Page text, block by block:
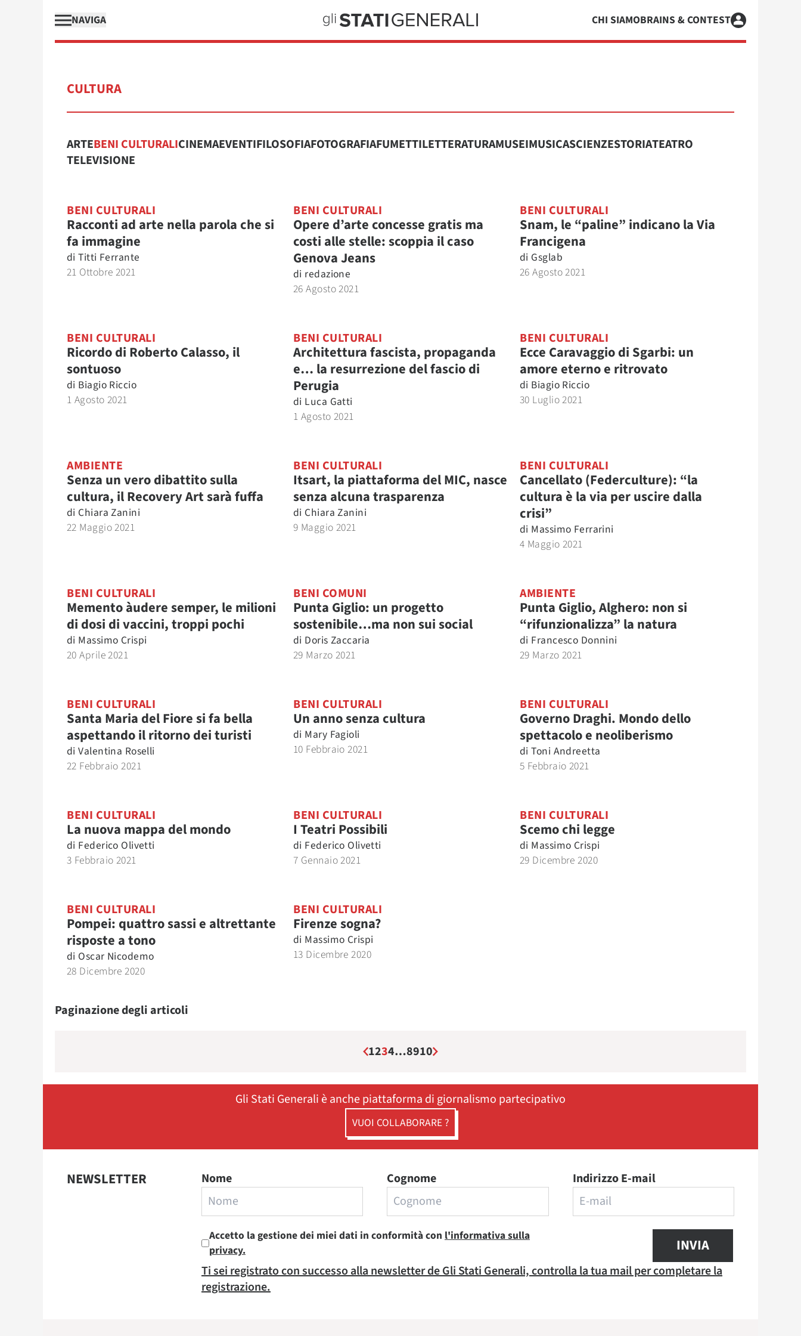
NAVIGA CHI SIAMOBRAINS & CONTEST
CULTURA
ARTEBENI CULTURALICINEMAEVENTIFILOSOFIAFOTOGRAFIAFUMETTILETTERATURAMUSEIMUSICASCIENZESTORIATEATRO
TELEVISIONE
BENI CULTURALI
Racconti ad arte nella parola che si
fa immagine
di Titti Ferrante
21 Ottobre 2021
BENI CULTURALI
Opere d’arte concesse gratis ma
costi alle stelle: scoppia il caso
Genova Jeans
di redazione
26 Agosto 2021
BENI CULTURALI
Snam, le “paline” indicano la Via
Francigena
di Gsglab
26 Agosto 2021
BENI CULTURALI
Ricordo di Roberto Calasso, il
sontuoso
di Biagio Riccio
1 Agosto 2021
BENI CULTURALI
Architettura fascista, propaganda
e… la resurrezione del fascio di
Perugia
di Luca Gatti
1 Agosto 2021
BENI CULTURALI
Ecce Caravaggio di Sgarbi: un
amore eterno e ritrovato
di Biagio Riccio
30 Luglio 2021
AMBIENTE
Senza un vero dibattito sulla
cultura, il Recovery Art sarà fuffa
di Chiara Zanini
22 Maggio 2021
BENI CULTURALI
Itsart, la piattaforma del MIC, nasce
senza alcuna trasparenza
di Chiara Zanini
9 Maggio 2021
BENI CULTURALI
Cancellato (Federculture): “la
cultura è la via per uscire dalla
crisi”
di Massimo Ferrarini
4 Maggio 2021
BENI CULTURALI
Memento àudere semper, le milioni
di dosi di vaccini, troppi pochi
di Massimo Crispi
20 Aprile 2021
BENI COMUNI
Punta Giglio: un progetto
sostenibile…ma non sui social
di Doris Zaccaria
29 Marzo 2021
AMBIENTE
Punta Giglio, Alghero: non si
“rifunzionalizza” la natura
di Francesco Donnini
29 Marzo 2021
BENI CULTURALI
Santa Maria del Fiore si fa bella
aspettando il ritorno dei turisti
di Valentina Roselli
22 Febbraio 2021
BENI CULTURALI
Un anno senza cultura
di Mary Fagioli
10 Febbraio 2021
BENI CULTURALI
Governo Draghi. Mondo dello
spettacolo e neoliberismo
di Toni Andreetta
5 Febbraio 2021
BENI CULTURALI
La nuova mappa del mondo
di Federico Olivetti
3 Febbraio 2021
BENI CULTURALI
I Teatri Possibili
di Federico Olivetti
7 Gennaio 2021
BENI CULTURALI
Scemo chi legge
di Massimo Crispi
29 Dicembre 2020
BENI CULTURALI
Pompei: quattro sassi e altrettante
risposte a tono
di Oscar Nicodemo
28 Dicembre 2020
BENI CULTURALI
Firenze sogna?
di Massimo Crispi
13 Dicembre 2020
Paginazione degli articoli
1234…8910
Gli Stati Generali è anche piattaforma di giornalismo partecipativo
VUOI COLLABORARE ?
NEWSLETTER Nome Cognome Indirizzo E-mail
Accetto la gestione dei miei dati in conformità con l'informativa sulla
privacy.
INVIA
Ti sei registrato con successo alla newsletter de Gli Stati Generali, controlla la tua mail per completare la
registrazione.